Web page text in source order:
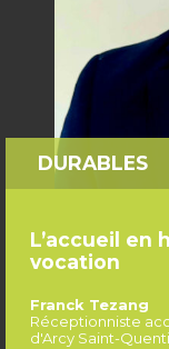
DURABLES
L’accueil en
vocation
Franck Tezang
Réceptionniste
d'Arcy Saint-